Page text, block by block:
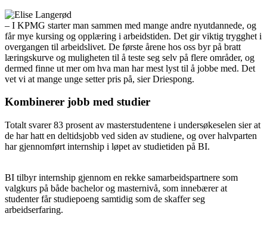
– I KPMG starter man sammen med mange andre nyutdannede, og
får mye kursing og opplæring i arbeidstiden. Det gir viktig trygghet i
overgangen til arbeidslivet. De første årene hos oss byr på bratt
læringskurve og muligheten til å teste seg selv på flere områder, og
dermed finne ut mer om hva man har mest lyst til å jobbe med. Det
vet vi at mange unge setter pris på, sier Driespong.
Kombinerer jobb med studier
Totalt svarer 83 prosent av masterstudentene i undersøkeselen sier at
de har hatt en deltidsjobb ved siden av studiene, og over halvparten
har gjennomført internship i løpet av studietiden på BI.
BI tilbyr internship gjennom en rekke samarbeidspartnere som
valgkurs på både bachelor og masternivå, som innebærer at
studenter får studiepoeng samtidig som de skaffer seg
arbeidserfaring.